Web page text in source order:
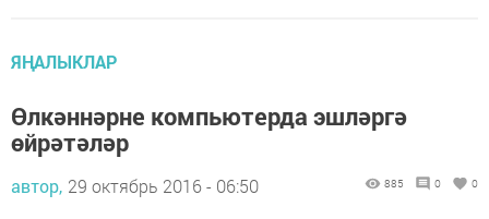
ЯҢАЛЫКЛАР
Өлкәннәрне компьютерда эшләргә
өйрәтәләр
автор, 29 октябрь 2016 - 06:50 885 0 0